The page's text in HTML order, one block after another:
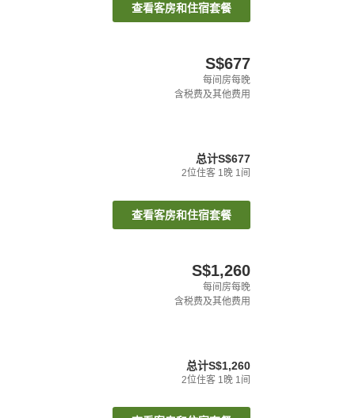
查看客房和住宿套餐
S$677
每间房每晚
含税费及其他费用
总计S$677
2位住客 1晚 1间
查看客房和住宿套餐
S$1,260
每间房每晚
含税费及其他费用
总计S$1,260
2位住客 1 晚 1 间